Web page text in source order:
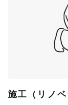
施工（リノベ